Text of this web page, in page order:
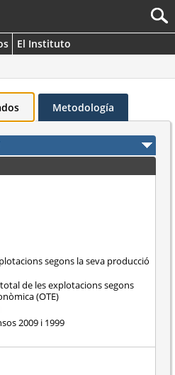
El Instituto
Metodología
segons la seva producció
de les explotacions segons
(OTE)
2009 i 1999